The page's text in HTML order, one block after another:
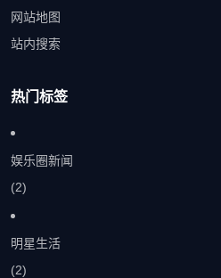
网站地图
站内搜索
热门标签
娱乐圈新闻
(2)
明星生活
(2)